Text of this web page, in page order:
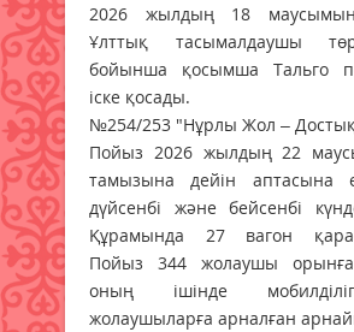
2026 жылдың 18
Ұлттық тасымалдаушы
бойынша қосымша Тальго
іске қосады.
№254/253 "Нұрлы Жол –
Пойыз 2026 жылдың 22
тамызына дейін
дүйсенбі және бейсенбі
Құрамында 27 вагон
Пойыз 344 жолаушы орынға
оның ішінде
жолаушыларға арналған